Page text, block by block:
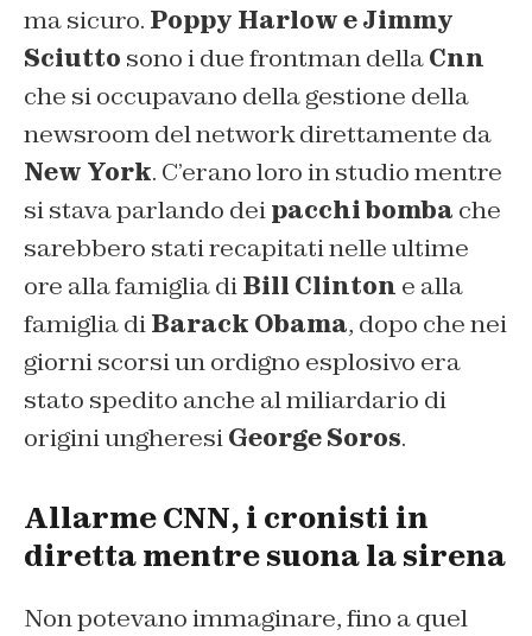
ma sicuro. Poppy Harlow e Jimmy
Sciutto sono i due frontman dellaCnn
che si occupavano della gestione della
newsroom del network direttamente da
New York. C’erano loro in studio mentre
si stava parlando deipacchi bomba che
sarebbero stati recapitati nelle ultime
ore alla famiglia diBill Clinton e alla
famiglia diBarack Obama, dopo che nei
giorni scorsi un ordigno esplosivo era
stato spedito anche al miliardario di
origini ungheresiGeorge Soros.
Allarme CNN, i cronisti in
diretta mentre suona la sirena
Non potevano immaginare, fino a quel